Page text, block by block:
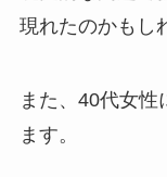
現れたのかもし
また、40代女性
ます。